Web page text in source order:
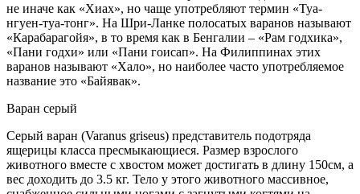
не иначе как «Хиах», но чаще употребляют термин «Туа-
нгуен-туа-тонг». На Шри-Ланке полосатых варанов называют
«Карабарагойя», в то время как в Бенгалии – «Рам годхика»,
«Пани годхи» или «Пани гоисап». На Филиппинах этих
варанов называют «Хало», но наиболее часто употребляемое
название это «Байявак».
Варан серый
Серый варан (Varanus griseus) представитель подотряда
ящерицы класса пресмыкающиеся. Размер взрослого
животного вместе с хвостом может достигать в длину 150см, а
вес доходить до 3.5 кг. Тело у этого животного массивное,